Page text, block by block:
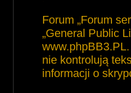
Forum „Forum
„General Public
www.phpBB3.PL
nie kontrolują
informacji o